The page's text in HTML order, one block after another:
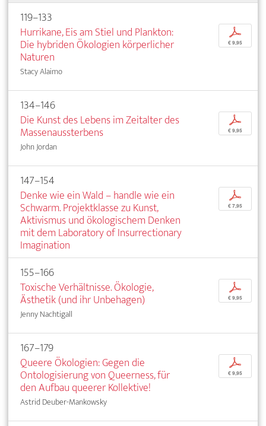
119–133
Hurrikane, Eis am Stiel und Plankton:
Die hybriden Ökologien körperlicher
Naturen
Stacy Alaimo
p
€ 9,95
134–146
Die Kunst des Lebens im Zeitalter des
Massenaussterbens
John Jordan
p
€ 9,95
147–154
Denke wie ein Wald – handle wie ein
Schwarm. Projektklasse zu Kunst,
Aktivismus und ökologischem Denken
mit dem Laboratory of Insurrectionary
Imagination
p
€ 7,95
155–166
Toxische Verhältnisse. Ökologie,
Ästhetik (und ihr Unbehagen)
Jenny Nachtigall
p
€ 9,95
167–179
Queere Ökologien: Gegen die
Ontologisierung von Queerness, für
den Aufbau queerer Kollektive!
Astrid Deuber-Mankowsky
p
€ 9,95